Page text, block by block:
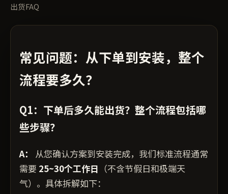
出货FAQ
常见问题：从下单到安装，整个
流程要多久？
Q1：下单后多久能出货？整个流程包括哪
些步骤？
A：
从您确认方案到安装完成，我们标准流程通常
需要 25~30个工作日 （不含节假日和极端天
气）。具体拆解如下：